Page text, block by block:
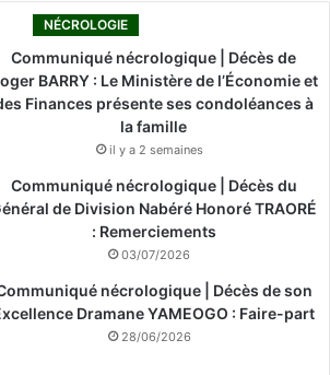
NÉCROLOGIE
Communiqué nécrologique | Décès de
BARRY : Le Ministère de l’Économie et
Finances présente ses condoléances à
la famille
il y a 2 semaines
Communiqué nécrologique | Décès du
de Division Nabéré Honoré TRAORÉ
: Remerciements
03/07/2026
nécrologique | Décès de son
Dramane YAMEOGO : Faire-part
28/06/2026